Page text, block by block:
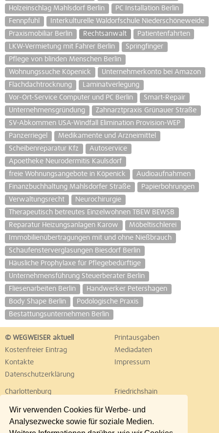
Wir verwenden Cookies für Werbe- und
Analysezwecke sowie für soziale Medien.
Holzeinschlag Mahlsdorf Berlin
PC Installation Berlin
Fennpfuhl
Interkulturelle Waldorfschule Niederschöneweide
Praxismobiliar Berlin
Rechtsanwalt
Patientenfahrten
LKW-Vermietung mit Fahrer Berlin
Springfinger
Pflege von blinden Menschen Berlin
Wohnungssuche Köpenick
Unternehmerkonto bei Amazon
Flachdachtrocknung
Laminatverlegung
Vor-Ort-Service Computer und PC Berlin
Smart-Repair
Unternehmensgründung
Zahnarztpraxis Grünauer Straße
SV-Abkommen USA-Windfall Elimination Provision-WEP
Panzerriegel
Medikamente und Arzneimittel
Scheibenreparatur Kfz
Autoservice
Apoetheke Neurodermitis Kaulsdorf
freie Wohnungsangebote in Köpenick
Audioaufnahmen
Finanzbuchhaltung Mahlsdorfer Straße
Papierbohrungen
Verwaltungsrecht
Neurochirurgie
Therapeutisch betreutes Einzelwohnen TBEW BEWSB
Reparatur Heizungsanlagen Karow
Möbeltischlerei
Immobilienübertragungen mit und ohne Nießbrauch
Schaufensterverglasungen Biesdorf Berlin
Häusliche Prophylaxe für Pflegebedürftige
Unternehmensführung Steuerberater Berlin
Fliesenarbeiten Berlin
Handwerker Petershagen
Body Shape Berlin
Podologische Praxis
Bestattungsunternehmen Berlin
© WEGWEISER aktuell
Printausgaben
Kostenfreier Eintrag
Mediadaten
Kontakte
Impressum
Datenschutzerklärung
Charlottenburg
Friedrichshain
Lichtenberg
Marzahn